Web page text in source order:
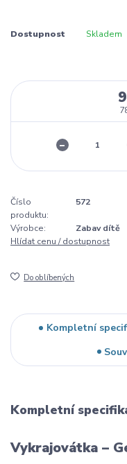
Dostupnost Skladem
Číslo
produktu:
572
Výrobce:
Zabav dítě
Hlídat cenu / dostupnost
Do oblíbených
Kompletní
Kompletní
Vykrajovátka –